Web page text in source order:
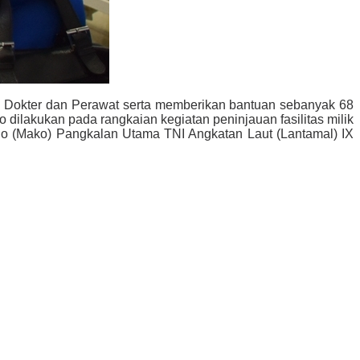
dan Perawat serta memberikan bantuan sebanyak 68
dilakukan pada rangkaian kegiatan peninjauan fasilitas milik
Pangkalan Utama TNI Angkatan Laut (Lantamal) IX